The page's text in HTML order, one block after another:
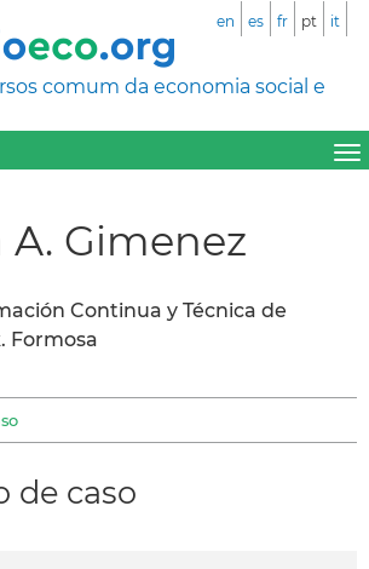
comum da economia social e
en es fr pt it
A. Gimenez
Continua y Técnica de
Formosa
de caso